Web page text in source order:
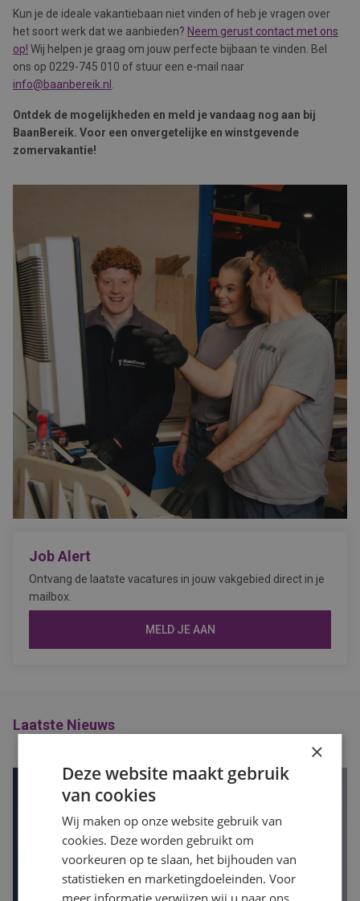
Kun je de ideale vakantiebaan niet vinden of heb je vragen over
het soort werk dat we aanbieden? Neem gerust contact met ons
op! Wij helpen je graag om jouw perfecte bijbaan te vinden. Bel
ons op 0229-745 010 of stuur een e-mail naar
info@baanbereik.nl
Ontdek de mogelijkheden en meld je vandaag nog aan bij
BaanBereik. Voor een onvergetelijke en winstgevende
zomervakantie!
Job Alert
Ontvang de laatste vacatures in jouw vakgebied direct in je
mailbox.
MELD JE AAN
Laatste Nieuws
×
Deze website maakt gebruik
van cookies
Wij maken op onze website gebruik van
cookies. Deze worden gebruikt om
voorkeuren op te slaan, het bijhouden van
statistieken en marketingdoeleinden. Voor
meer informatie verwijzen wij u naar ons